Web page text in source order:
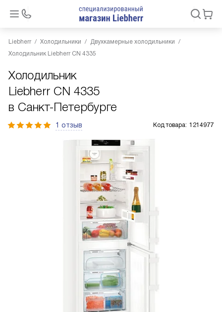
Liebherr Холодильники
Двухкамерные холодильники
Холодильник Liebherr CN 4335
Холодильник
Liebherr CN 4335
в Санкт-Петербурге
1 отзыв Код товара: 1214977